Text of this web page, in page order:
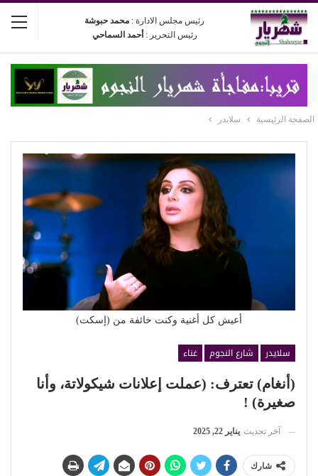
رئيس مجلس الادارة : محمد حبوشة
رئيس التحرير : أحمد السماحي
الصفحة الرئيسية سلايدر
أعيش كل أغنية وكنت خائفة من (إسكت)
سلايدر شارع النجوم
غناء
(أنغام) تعترف: (عملت إعلانات شيكولاتة، وأنا
صغيرة) !
آخر تحديث يناير 22, 2025
شارك